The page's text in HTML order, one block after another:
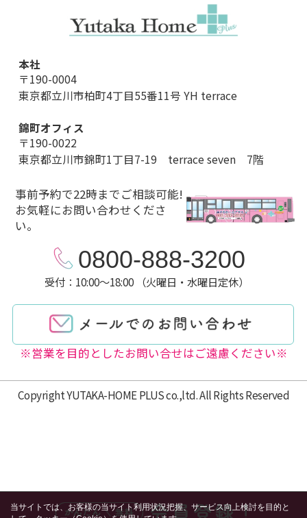
本社
〒190-0004
東京都立川市柏町4丁目55番11号 YH terrace
錦町オフィス
〒190-0022
東京都立川市錦町1丁目7-19 terrace seven 7階
事前予約で22時までご相談可能!
お気軽にお問い合わせくださ
い。
0800-888-3200
受付：10:00～18:00 （火曜日・水曜日定休）
※営業を目的としたお問い合せはご遠慮ください※
Copyright YUTAKA-HOME PLUS co.,ltd. All Rights Reserved
当サイトでは、お客様の当サイト利用状況把握、サービス向上検討を目的と